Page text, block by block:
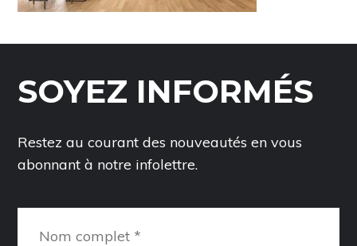
SOYEZ INFORMÉS
Restez au courant des nouveautés en vous
abonnant à notre infolettre.